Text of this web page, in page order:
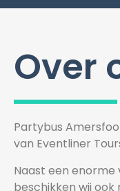
Over
Partybus
van Eventliner
Naast een
beschikken wij